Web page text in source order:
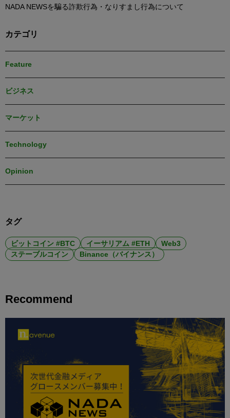
NADA NEWSを騙る詐欺行為・なりすまし行為について
カテゴリ
Feature
ビジネス
マーケット
Technology
Opinion
タグ
ビットコイン #BTC イーサリアム #ETH
Web3
ステーブルコイン
Binance（バイナンス）
Recommend